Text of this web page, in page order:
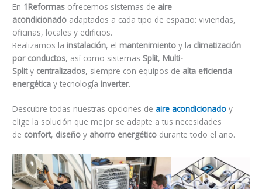
En 1Reformasofrecemos sistemas de aire
acondicionadoadaptados a cada tipo de espacio: viviendas,
oficinas, locales y edificios.
Realizamos la instalación, el mantenimientoy la climatización
por conductos, así como sistemas Split, Multi-
Splity centralizados, siempre con equipos de alta eficiencia
energéticay tecnología inverter.
Descubre todas nuestras opciones de aire acondicionadoy
elige la solución que mejor se adapte a tus necesidades
de confort, diseñoy ahorro energéticodurante todo el año.